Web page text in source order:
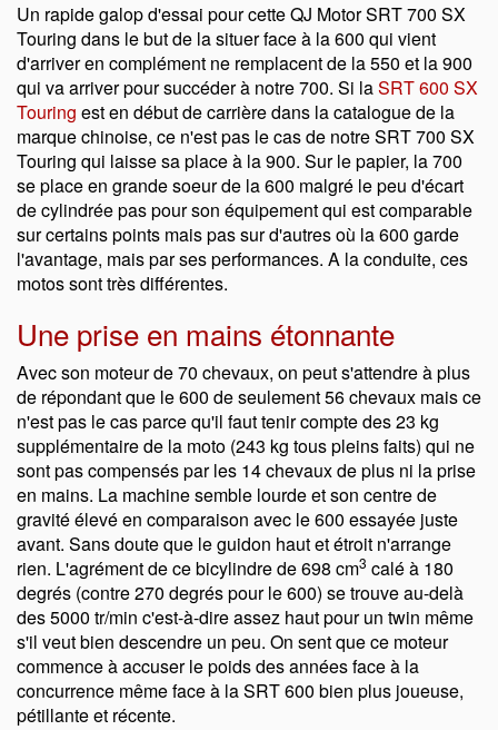
Un rapide galop d'essai pour cette QJ Motor SRT 700 SX
Touring dans le but de la situer face à la 600 qui vient
d'arriver en complément ne remplacent de la 550 et la 900
qui va arriver pour succéder à notre 700. Si laSRT 600 SX
Touring est en début de carrière dans la catalogue de la
marque chinoise, ce n'est pas le cas de notre SRT 700 SX
Touring qui laisse sa place à la 900. Sur le papier, la 700
se place en grande soeur de la 600 malgré le peu d'écart
de cylindrée pas pour son équipement qui est comparable
sur certains points mais pas sur d'autres où la 600 garde
l'avantage, mais par ses performances. A la conduite, ces
motos sont très différentes.
Une prise en mains étonnante
Avec son moteur de 70 chevaux, on peut s'attendre à plus
de répondant que le 600 de seulement 56 chevaux mais ce
n'est pas le cas parce qu'il faut tenir compte des 23 kg
supplémentaire de la moto (243 kg tous pleins faits) qui ne
sont pas compensés par les 14 chevaux de plus ni la prise
en mains. La machine semble lourde et son centre de
gravité élevé en comparaison avec le 600 essayée juste
avant. Sans doute que le guidon haut et étroit n'arrange
rien. L'agrément de ce bicylindre de 698 cm3 calé à 180
degrés (contre 270 degrés pour le 600) se trouve au-delà
des 5000 tr/min c'est-à-dire assez haut pour un twin même
s'il veut bien descendre un peu. On sent que ce moteur
commence à accuser le poids des années face à la
concurrence même face à la SRT 600 bien plus joueuse,
pétillante et récente.